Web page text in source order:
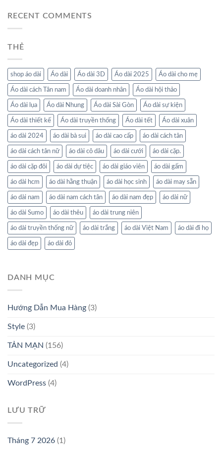
RECENT COMMENTS
THẺ
shop áo dài Áo dài Áo dài 3D Áo dài 2025 Áo dài cho mẹ
Áo dài cách Tân nam Áo dài doanh nhân Áo dài hội thảo
Áo dài lụa Áo dài Nhung Áo dài Sài Gòn Áo dài sự kiện
Áo dài thiết kế Áo dài truyền thống Áo dài tết Áo dài xuân
áo dài 2024 áo dài bà sui áo dài cao cấp áo dài cách tân
áo dài cách tân nữ áo dài cô dâu áo dài cưới áo dài cặp.
áo dài cặp đôi áo dài dự tiệc áo dài giáo viên áo dài gấm
áo dài hcm áo dài hằng thuận áo dài học sinh áo dài may sẵn
áo dài nam áo dài nam cách tân áo dài nam đẹp áo dài nữ
áo dài Sumo áo dài thêu áo dài trung niên
áo dài truyền thống nữ áo dài trắng áo dài Việt Nam áo dài đi họ
áo dài đẹp áo dài đỏ
DANH MỤC
Hướng Dẫn Mua Hàng (3)
Style (3)
TẢN MẠN (156)
Uncategorized (4)
WordPress (4)
LƯU TRỮ
Tháng 7 2026 (1)